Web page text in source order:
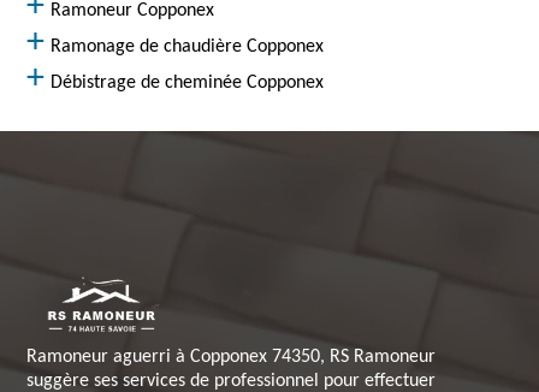
Ramoneur Copponex
Ramonage de chaudière Copponex
Débistrage de cheminée Copponex
Ramoneur aguerri à Copponex 74350, RS Ramoneur
suggère ses services de professionnel pour effectuer